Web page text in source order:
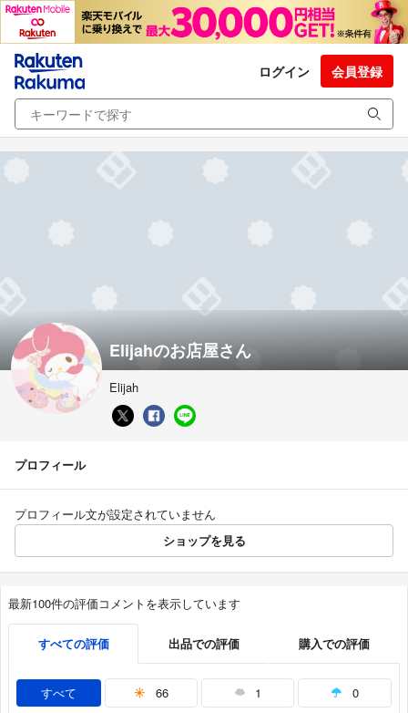
ログイン 会員登録
Elijahのお店屋さん
Elijah
プロフィール
プロフィール文が設定されていません
ショップを見る
最新100件の評価コメントを表示しています
すべての評価 出品での評価 購入での評価
すべて 66 1 0